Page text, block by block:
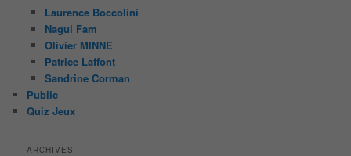
Laurence Boccolini
Nagui Fam
Olivier MINNE
Patrice Laffont
Sandrine Corman
Public
Quiz Jeux
ARCHIVES